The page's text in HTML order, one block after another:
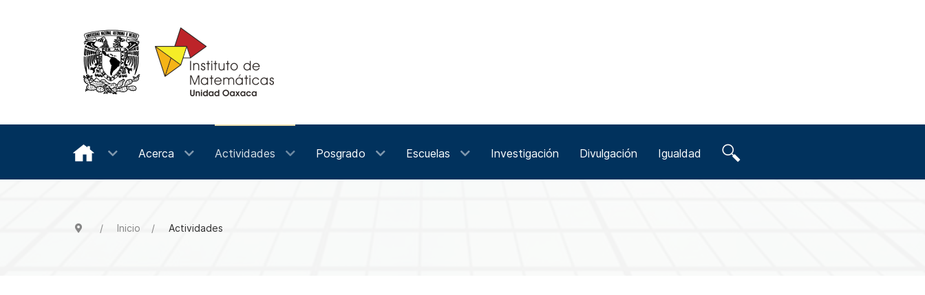
Acerca Actividades Posgrado Escuelas Investigación Divulgación Igualdad
Inicio Actividades